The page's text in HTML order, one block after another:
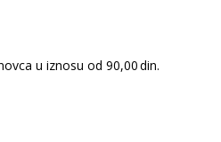
u iznosu od 90,00 din.